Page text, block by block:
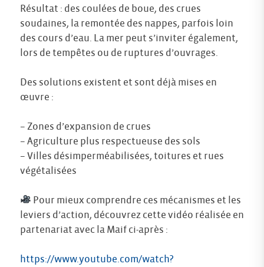
Résultat : des coulées de boue, des crues
soudaines, la remontée des nappes, parfois loin
des cours d’eau. La mer peut s’inviter également,
lors de tempêtes ou de ruptures d’ouvrages.
Des solutions existent et sont déjà mises en
œuvre :
– Zones d’expansion de crues
– Agriculture plus respectueuse des sols
– Villes désimperméabilisées, toitures et rues
végétalisées
Pour mieux comprendre ces mécanismes et les
leviers d’action, découvrez cette vidéo réalisée en
partenariat avec la Maif ci-après :
https://www.youtube.com/watch?